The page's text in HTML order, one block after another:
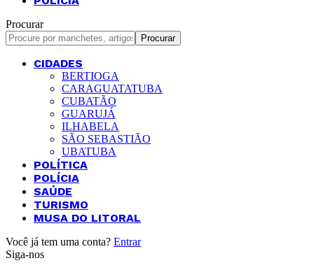
Procurar
CIDADES
BERTIOGA
CARAGUATATUBA
CUBATÃO
GUARUJÁ
ILHABELA
SÃO SEBASTIÃO
UBATUBA
POLÍTICA
POLÍCIA
SAÚDE
TURISMO
MUSA DO LITORAL
Você já tem uma conta? Entrar
Siga-nos